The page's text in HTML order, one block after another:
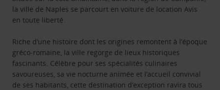
la ville de Naples se parcourt en voiture de location Avis
en toute liberté.
Riche d’une histoire dont les origines remontent à l’époque
gréco-romaine, la ville regorge de lieux historiques
fascinants. Célèbre pour ses spécialités culinaires
savoureuses, sa vie nocturne animée et l’accueil convivial
de ses habitants, cette destination d’exception ravira tous